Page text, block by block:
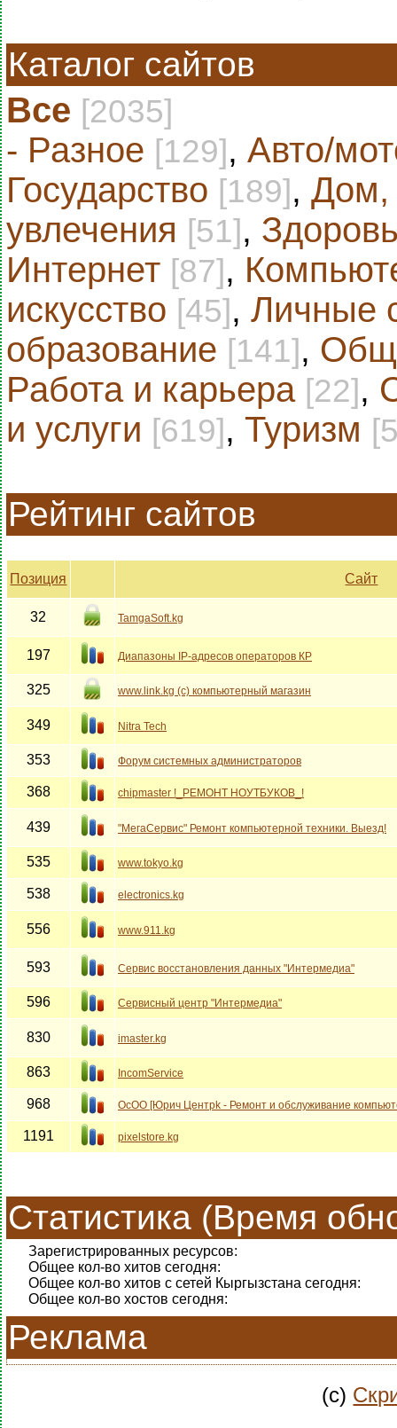
Каталог сайтов
Все [2035]
- Разное [129], Авто/
Государство [189], Дом,
увлечения [51],
Интернет [87],
искусство [45], Личные
образование [141],
Работа и карьера [22],
и услуги [619], Туризм
Рейтинг сайтов
Позиция Сайт
32 TamgaSoft.kg
197 Диапазоны IP-адресов операторов КР
325 www.link.kg (c) компьютерный магазин
349 Nitra Tech
353 Форум системных администраторов
368 chipmaster !_РЕМОНТ НОУТБУКОВ_!
439 "МегаСервис" Ремонт компьютерной техники. Выезд!
535 www.tokyo.kg
538 electronics.kg
556 www.911.kg
593 Сервис восстановления данных "Интермедиа"
596 Сервисный центр "Интермедиа"
830 imaster.kg
863 IncomService
968 ОсОО [Юрич Центрk - Ремонт и обслуживание
1191 pixelstore.kg
Статистика (Время
Зарегистрированных ресурсов:
Общее кол-во хитов сегодня:
Общее кол-во хитов с сетей Кыргызстана сегодня:
Общее кол-во хостов сегодня:
Реклама
(c)